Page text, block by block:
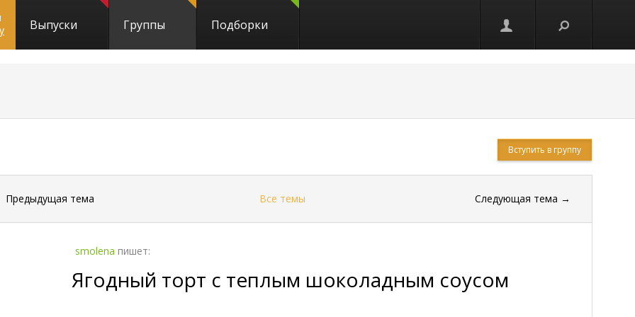
Выпуски Группы Подборки
Вступить в группу
Предыдущая тема Все темы Следующая тема →
smolena пишет:
Ягодный торт с теплым шоколадным соусом